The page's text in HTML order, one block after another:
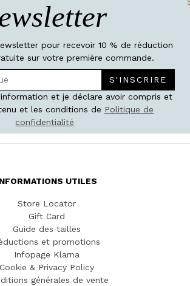
pour recevoir 10 % de réduction
sur votre première commande.
S'INSCRIRE
et je déclare avoir compris et
et les conditions de Politique de
confidentialité
UTILES
Store Locator
Gift Card
Guide des tailles
et promotions
Infopage Klarna
Cookie & Privacy Policy
générales de vente